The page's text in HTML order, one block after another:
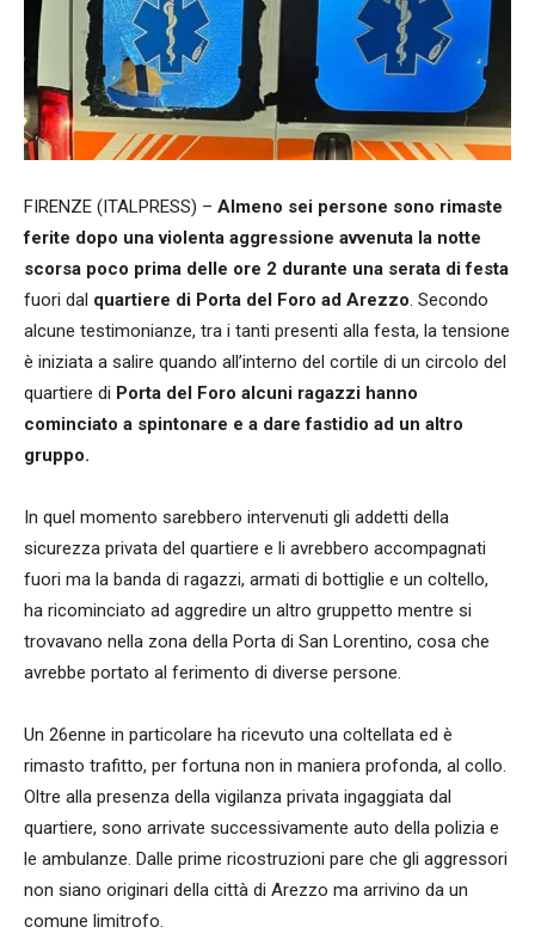
FIRENZE (ITALPRESS) – Almeno sei persone sono rimaste
ferite dopo una violenta aggressione avvenuta la notte
scorsa poco prima delle ore 2 durante una serata di festa
fuori dal quartiere di Porta del Foro ad Arezzo. Secondo
alcune testimonianze, tra i tanti presenti alla festa, la tensione
è iniziata a salire quando all’interno del cortile di un circolo del
quartiere di Porta del Foro alcuni ragazzi hanno
cominciato a spintonare e a dare fastidio ad un altro
gruppo.
In quel momento sarebbero intervenuti gli addetti della
sicurezza privata del quartiere e li avrebbero accompagnati
fuori ma la banda di ragazzi, armati di bottiglie e un coltello,
ha ricominciato ad aggredire un altro gruppetto mentre si
trovavano nella zona della Porta di San Lorentino, cosa che
avrebbe portato al ferimento di diverse persone.
Un 26enne in particolare ha ricevuto una coltellata ed è
rimasto trafitto, per fortuna non in maniera profonda, al collo.
Oltre alla presenza della vigilanza privata ingaggiata dal
quartiere, sono arrivate successivamente auto della polizia e
le ambulanze. Dalle prime ricostruzioni pare che gli aggressori
non siano originari della città di Arezzo ma arrivino da un
comune limitrofo.